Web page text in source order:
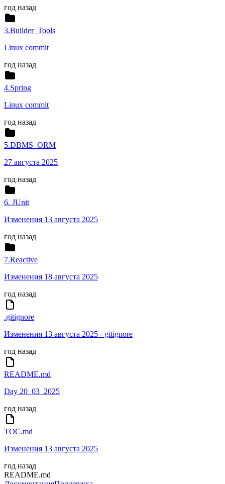
год назад
3.Builder_Tools
Linux commit
год назад
4.Spring
Linux commit
год назад
5.DBMS_ORM
27 августа 2025
год назад
6. JUnit
Изменения 13 августа 2025
год назад
7.Reactive
Изменения 18 августа 2025
год назад
.gitignore
Изменения 13 августа 2025 - gitignore
год назад
README.md
Day 20_03_2025
год назад
TOC.md
Изменения 13 августа 2025
год назад
README.md